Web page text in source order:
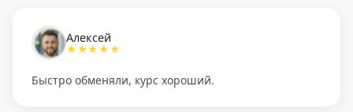
Алексей
★★★★★
Быстро обменяли, курс хороший.